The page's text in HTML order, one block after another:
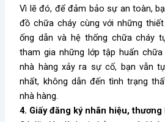
Vì lẽ đó, để đảm bảo sự an toàn,
đồ chữa cháy cùng với những
ống dẫn và hệ thống chữa cháy
tham gia những lớp tập huấn chữa
nhà hàng xảy ra sự cố, bạn vẫn
nhất, không dẫn đến tình trạng
nhà hàng.
4. Giấy đăng ký nhãn hiệu,